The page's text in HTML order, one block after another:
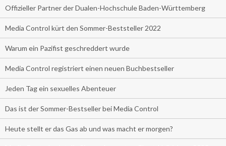
Offizieller Partner der Dualen-Hochschule Baden-Württemberg
Media Control kürt den Sommer-Beststeller 2022
Warum ein Pazifist geschreddert wurde
Media Control registriert einen neuen Buchbestseller
Jeden Tag ein sexuelles Abenteuer
Das ist der Sommer-Bestseller bei Media Control
Heute stellt er das Gas ab und was macht er morgen?